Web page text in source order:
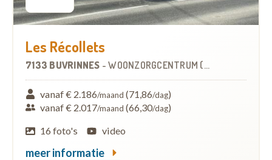
Les Récollets
7133 BUVRINNES -WOONZORGCENTRUM (WZC)
vanaf € 2.186/maand (71,86/dag)
vanaf € 2.017/maand (66,30/dag)
16 foto's
video
meer informatie